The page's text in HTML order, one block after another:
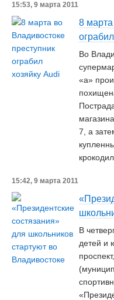
15:53, 9 марта 2011
8
Во
«а»
7, а
15:42, 9 марта 2011
В
детей и